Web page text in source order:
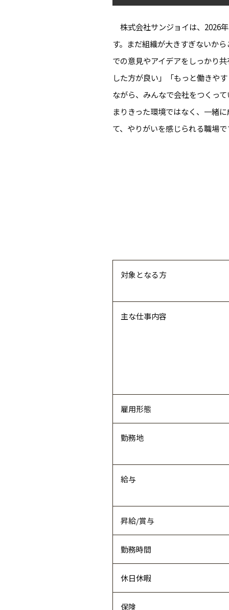
株式会社サンジョイは、2026
す。まだ組織が大きすぎないか
での意見やアイデアをしっかり
した方が良い」「もっと働きや
ながら、みんなで会社をつくっ
まりきった環境ではなく、一緒
て、やりがいを感じられる職場で
対象となる方
主な仕事内容
雇用形態
勤務地
給与
昇給/賞与
勤務時間
休日休暇
保険